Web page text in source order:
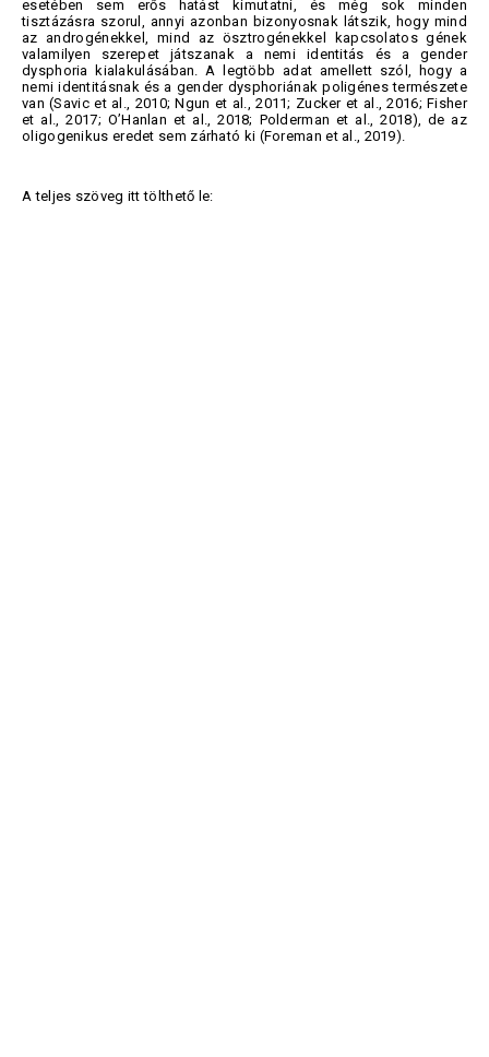
esetében sem erős hatást kimutatni, és még sok minden
tisztázásra szorul, annyi azonban bizonyosnak látszik, hogy mind
az androgénekkel, mind az ösztrogénekkel kapcsolatos gének
valamilyen szerepet játszanak a nemi identitás és a gender
dysphoria kialakulásában. A legtöbb adat amellett szól, hogy a
nemi identitásnak és a gender dysphoriának poligénes természete
van (Savic et al., 2010; Ngun et al., 2011; Zucker et al., 2016; Fisher
et al., 2017; O’Hanlan et al., 2018; Polderman et al., 2018), de az
oligogenikus eredet sem zárható ki (Foreman et al., 2019).
A teljes szöveg itt tölthető le: